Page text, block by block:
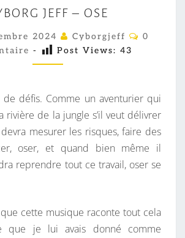
Y
B
O
R
J
E
F
F
–
E
JEFF – OSE
2024 Cyborgjeff
C
A
I
R
E
0
- Post Views: 43
de défis. Comme un aventurier qui
rivière de la jungle s’il veut délivrer
mesurer les risques, faire des
oser, et quand bien même il
reprendre tout ce travail, oser se
cette musique raconte tout cela
que je lui avais donné comme